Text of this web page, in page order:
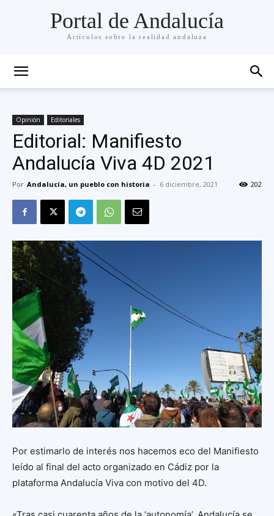
Portal de Andalucía
Artículos sobre la realidad andaluza
Opinión Editoriales
Editorial: Manifiesto
Andalucía Viva 4D 2021
Por Andalucía, un pueblo con historia - 6 diciembre, 2021 202
Por estimarlo de interés nos hacemos eco del Manifiesto
leído al final del acto organizado en Cádiz por la
plataforma Andalucía Viva con motivo del 4D.